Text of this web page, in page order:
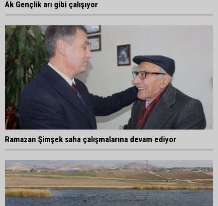
Ak Gençlik arı gibi çalışıyor
Ramazan Şimşek saha çalışmalarına devam ediyor